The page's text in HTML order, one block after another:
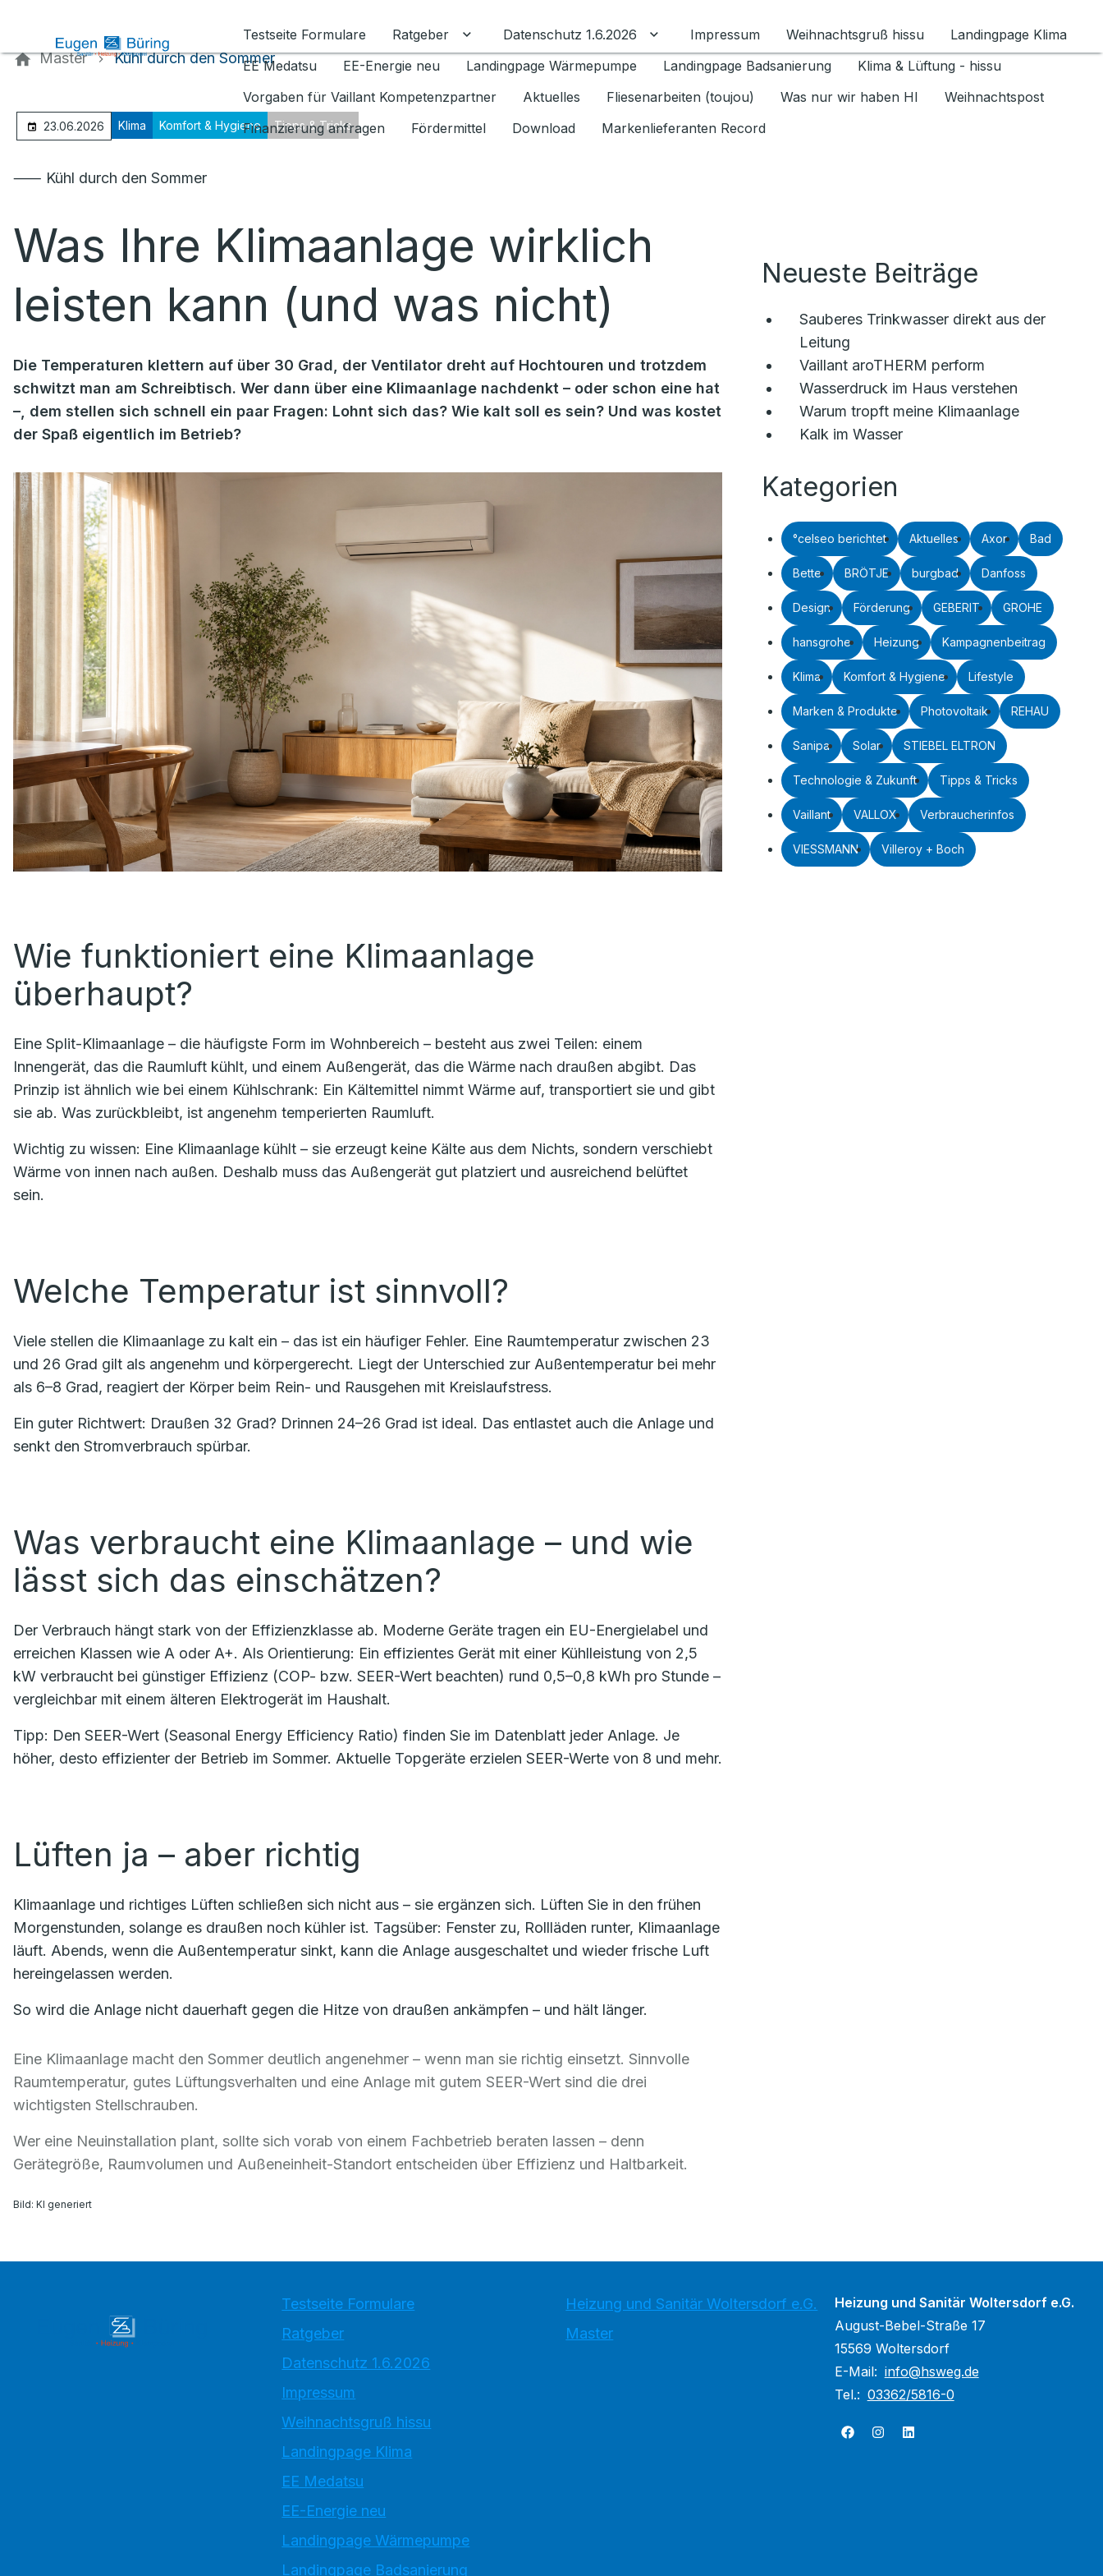
Testseite Formulare
Ratgeber Untermenü für Ratgeber umschalten
Datenschutz 1.6.2026 Untermenü für Datenschutz 1.6.2026 umschalten
Impressum Weihnachtsgruß hissu
Landingpage Klima
EE Medatsu
EE-Energie neu Landingpage Wärmepumpe Landingpage Badsanierung
Klima & Lüftung - hissu
Vorgaben für Vaillant Kompetenzpartner
Aktuelles Fliesenarbeiten (toujou) Was nur wir haben HI
Weihnachtspost
Finanzierung anfragen
Fördermittel Download Markenlieferanten Record
Master Kühl durch den Sommer
23.06.2026 Klima Komfort & Hygiene Tipps & Tricks
⸺ Kühl durch den Sommer
Was Ihre Klimaanlage wirklich
leisten kann (und was nicht)
Die Temperaturen klettern auf über 30 Grad, der Ventilator dreht auf Hochtouren und trotzdem
schwitzt man am Schreibtisch. Wer dann über eine Klimaanlage nachdenkt – oder schon eine hat
–, dem stellen sich schnell ein paar Fragen: Lohnt sich das? Wie kalt soll es sein? Und was kostet
der Spaß eigentlich im Betrieb?
Wie funktioniert eine Klimaanlage
überhaupt?
Eine Split-Klimaanlage – die häufigste Form im Wohnbereich – besteht aus zwei Teilen: einem
Innengerät, das die Raumluft kühlt, und einem Außengerät, das die Wärme nach draußen abgibt. Das
Prinzip ist ähnlich wie bei einem Kühlschrank: Ein Kältemittel nimmt Wärme auf, transportiert sie und gibt
sie ab. Was zurückbleibt, ist angenehm temperierten Raumluft.
Wichtig zu wissen: Eine Klimaanlage kühlt – sie erzeugt keine Kälte aus dem Nichts, sondern verschiebt
Wärme von innen nach außen. Deshalb muss das Außengerät gut platziert und ausreichend belüftet
sein.
Welche Temperatur ist sinnvoll?
Viele stellen die Klimaanlage zu kalt ein – das ist ein häufiger Fehler. Eine Raumtemperatur zwischen 23
und 26 Grad gilt als angenehm und körpergerecht. Liegt der Unterschied zur Außentemperatur bei mehr
als 6–8 Grad, reagiert der Körper beim Rein- und Rausgehen mit Kreislaufstress.
Ein guter Richtwert: Draußen 32 Grad? Drinnen 24–26 Grad ist ideal. Das entlastet auch die Anlage und
senkt den Stromverbrauch spürbar.
Was verbraucht eine Klimaanlage – und wie
lässt sich das einschätzen?
Der Verbrauch hängt stark von der Effizienzklasse ab. Moderne Geräte tragen ein EU-Energielabel und
erreichen Klassen wie A oder A+. Als Orientierung: Ein effizientes Gerät mit einer Kühlleistung von 2,5
kW verbraucht bei günstiger Effizienz (COP- bzw. SEER-Wert beachten) rund 0,5–0,8 kWh pro Stunde –
vergleichbar mit einem älteren Elektrogerät im Haushalt.
Tipp: Den SEER-Wert (Seasonal Energy Efficiency Ratio) finden Sie im Datenblatt jeder Anlage. Je
höher, desto effizienter der Betrieb im Sommer. Aktuelle Topgeräte erzielen SEER-Werte von 8 und mehr.
Lüften ja – aber richtig
Klimaanlage und richtiges Lüften schließen sich nicht aus – sie ergänzen sich. Lüften Sie in den frühen
Morgenstunden, solange es draußen noch kühler ist. Tagsüber: Fenster zu, Rollläden runter, Klimaanlage
läuft. Abends, wenn die Außentemperatur sinkt, kann die Anlage ausgeschaltet und wieder frische Luft
hereingelassen werden.
So wird die Anlage nicht dauerhaft gegen die Hitze von draußen ankämpfen – und hält länger.
Eine Klimaanlage macht den Sommer deutlich angenehmer – wenn man sie richtig einsetzt. Sinnvolle
Raumtemperatur, gutes Lüftungsverhalten und eine Anlage mit gutem SEER-Wert sind die drei
wichtigsten Stellschrauben.
Wer eine Neuinstallation plant, sollte sich vorab von einem Fachbetrieb beraten lassen – denn
Gerätegröße, Raumvolumen und Außeneinheit-Standort entscheiden über Effizienz und Haltbarkeit.
Bild: KI generiert
Neueste Beiträge
Sauberes Trinkwasser direkt aus der
Leitung
Vaillant aroTHERM perform
Wasserdruck im Haus verstehen
Warum tropft meine Klimaanlage
Kalk im Wasser
Kategorien
°celseo berichtet Aktuelles Axor Bad
Bette BRÖTJE burgbad Danfoss
Design Förderung GEBERIT GROHE
hansgrohe Heizung Kampagnenbeitrag
Klima Komfort & Hygiene Lifestyle
Marken & Produkte Photovoltaik REHAU
Sanipa Solar STIEBEL ELTRON
Technologie & Zukunft Tipps & Tricks
Vaillant VALLOX Verbraucherinfos
VIESSMANN Villeroy + Boch
Testseite Formulare
Ratgeber
Datenschutz 1.6.2026
Impressum
Weihnachtsgruß hissu
Landingpage Klima
EE Medatsu
EE-Energie neu
Landingpage Wärmepumpe
Landingpage Badsanierung
Heizung und Sanitär Woltersdorf e.G.
Master
Heizung und Sanitär Woltersdorf e.G.
August-Bebel-Straße 17
15569 Woltersdorf
E-Mail: info@hsweg.de
Tel.: 03362/5816-0